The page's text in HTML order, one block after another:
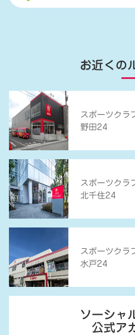
お近くの
スポーツクラ
野田24
スポーツクラ
北千住24
スポーツクラ
水戸24
ソーシャ
公式ア